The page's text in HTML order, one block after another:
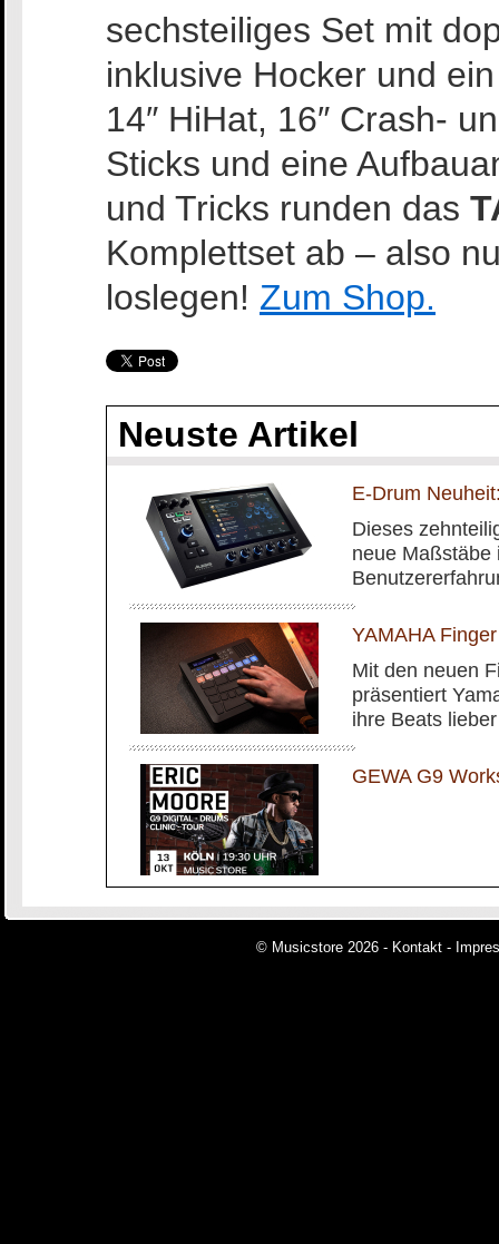
sechsteiliges Set mit
inklusive Hocker und
14″ HiHat, 16″ Crash-
Sticks und eine
und Tricks runden das
Komplettset ab – also
loslegen! Zum Shop.
Neuste Artikel
E-Drum
Dieses
neue Maßstäbe
YAMAHA
Mit den neuen
präsentiert
ihre Beats
GEWA G9
© Musicstore 2026 - Kontakt -